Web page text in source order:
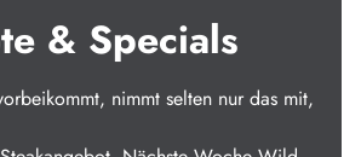
& Specials
nimmt selten nur das mit,